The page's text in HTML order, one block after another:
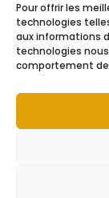
Pour offrir les
technologies
aux informations
technologies
comportement